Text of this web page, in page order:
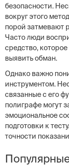
безопасности.
вокруг этого
порой затмевают
Часто люди
средство,
выявить обман.
Однако важно
инструментом.
связанные с его
полиграфе могут
эмоциональное
подготовки к
точности